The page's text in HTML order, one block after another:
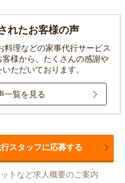
れたお客様の声
料理などの家事代行サービス
様から、 たくさんの感謝や
ただいております。
一覧を見る
スタッフに応募する
トなど求人概要のご案内